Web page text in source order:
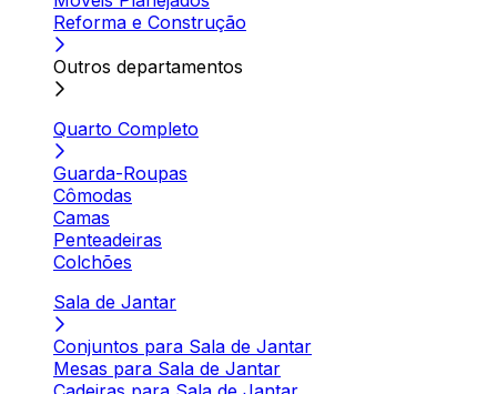
Reforma e Construção
Outros departamentos
Quarto Completo
Guarda-Roupas
Cômodas
Camas
Penteadeiras
Colchões
Sala de Jantar
Conjuntos para Sala de Jantar
Mesas para Sala de Jantar